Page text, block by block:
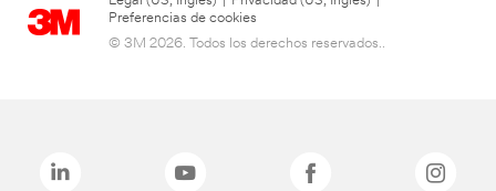
Preferencias de cookies
© 3M 2026. Todos los derechos reservados..